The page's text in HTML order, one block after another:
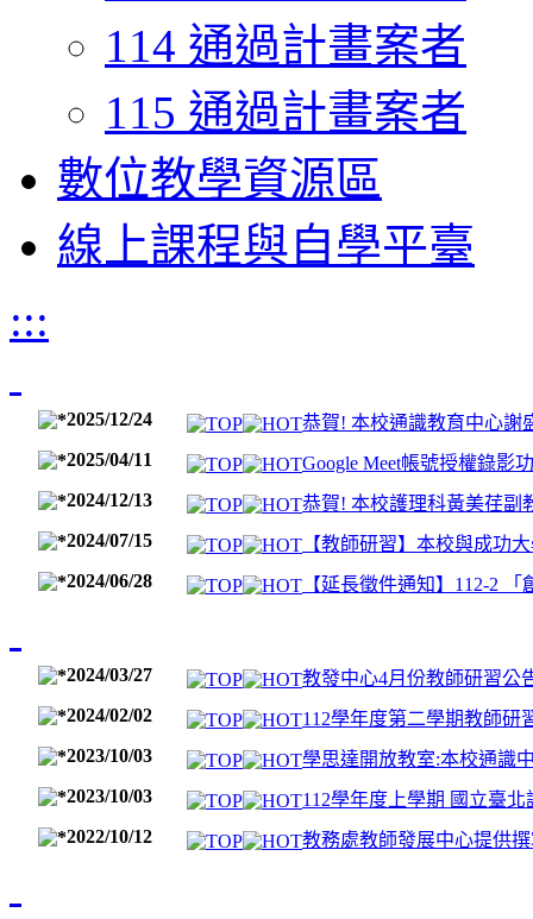
114 通過計畫案者
115 通過計畫案者
數位教學資源區
線上課程與自學平臺
:::
2025/12/24
恭賀! 本校通識教育中心謝
2025/04/11
Google Meet帳號授權錄影
2024/12/13
恭賀! 本校護理科黃美荏副
2024/07/15
【教師研習】本校與成功
2024/06/28
【延長徵件通知】112-2
2024/03/27
教發中心4月份教師研習公
2024/02/02
112學年度第二學期教師研
2023/10/03
學思達開放教室:本校通識
2023/10/03
112學年度上學期 國立臺
2022/10/12
教務處教師發展中心提供